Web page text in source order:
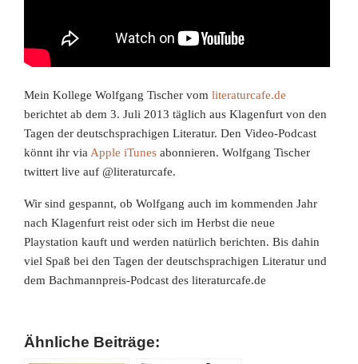
Mein Kollege Wolfgang Tischer vomliteraturcafe.de
berichtet ab dem 3. Juli 2013 täglich aus Klagenfurt von den
Tagen der deutschsprachigen Literatur. Den Video-Podcast
könnt ihr via Apple iTunes abonnieren. Wolfgang Tischer
twittert live auf @literaturcafe.
Wir sind gespannt, ob Wolfgang auch im kommenden Jahr
nach Klagenfurt reist oder sich im Herbst die neue
Playstation kauft und werden natürlich berichten. Bis dahin
viel Spaß bei den Tagen der deutschsprachigen Literatur und
dem Bachmannpreis-Podcast des literaturcafe.de
Ähnliche Beiträge: